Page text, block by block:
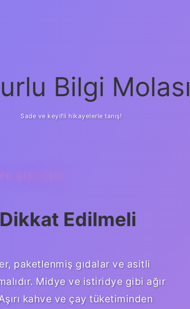
Bilgi Molası
Sade ve keyifli hikayelerle tanış!
GIRILMEZ
Edilmeli
paketlenmiş gıdalar ve asitli
Midye ve istiridye gibi ağır
kahve ve çay tüketiminden